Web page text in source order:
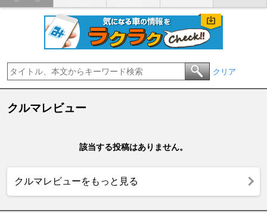
クリア
クルマレビュー
該当する投稿はありません。
クルマレビューをもっと見る